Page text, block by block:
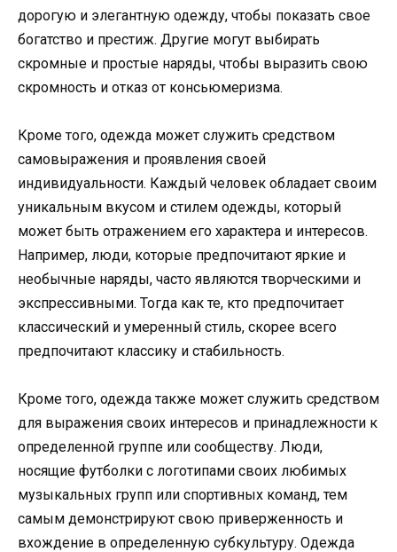
дорогую и элегантную одежду, чтобы показать свое
богатство и престиж. Другие могут выбирать
скромные и простые наряды, чтобы выразить свою
скромность и отказ от консьюмеризма.
Кроме того, одежда может служить средством
самовыражения и проявления своей
индивидуальности. Каждый человек обладает своим
уникальным вкусом и стилем одежды, который
может быть отражением его характера и интересов.
Например, люди, которые предпочитают яркие и
необычные наряды, часто являются творческими и
экспрессивными. Тогда как те, кто предпочитает
классический и умеренный стиль, скорее всего
предпочитают классику и стабильность.
Кроме того, одежда также может служить средством
для выражения своих интересов и принадлежности к
определенной группе или сообществу. Люди,
носящие футболки с логотипами своих любимых
музыкальных групп или спортивных команд, тем
самым демонстрируют свою приверженность и
вхождение в определенную субкультуру. Одежда